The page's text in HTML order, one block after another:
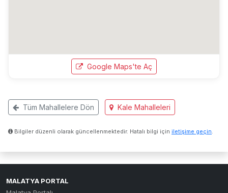
Google Maps'te Aç
Tüm Mahallelere Dön Kale Mahalleleri
Bilgiler düzenli olarak güncellenmektedir. Hatalı bilgi için iletişime geçin
MALATYA PORTAL